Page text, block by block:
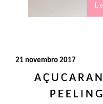
21 novembro 2017